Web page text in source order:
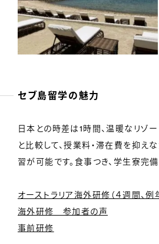
セブ島留学の魅力
日本との時差は1時間、温暖なリゾ
と比較して、授業料・滞在費を抑え
習が可能です。食事つき、学生寮完備
オーストラリア海外研修（４週間、例
海外研修 参加者の声
事前研修